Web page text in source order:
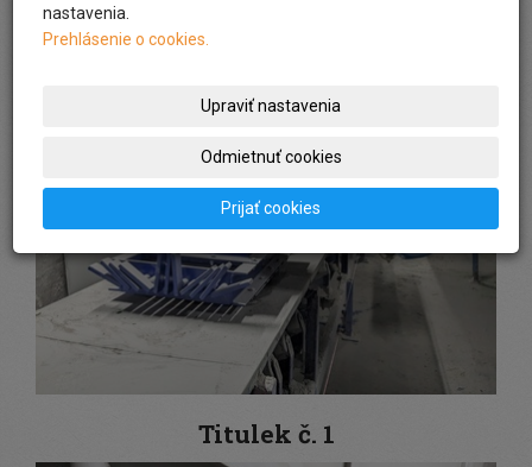
Titulek č. 1
nastavenia.
Prehlásenie o cookies.
Upraviť nastavenia
Odmietnuť cookies
Prijať cookies